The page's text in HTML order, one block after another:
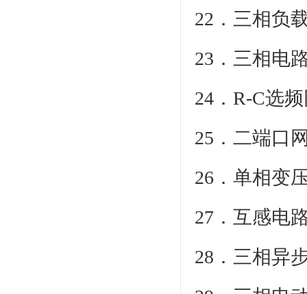
22．三相负
23．三相电
24．R-C选
25．二端
26．
27．互感电
28．三相异